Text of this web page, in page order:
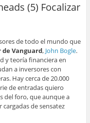
(5) Focalizar
de todo el mundo que
Vanguard, John Bogle.
y teoría financiera en
a inversores con
Hay cerca de 20.000
de entradas quiero
del foro, que aunque a
cargadas de sensatez